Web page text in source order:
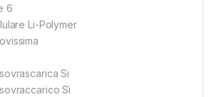
6
Li-Polymer
Si
Sì